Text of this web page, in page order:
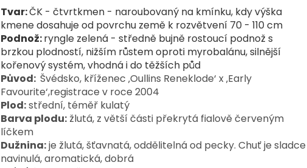
Tvar:ČK - čtvrtkmen - naroubovaný na kmínku, kdy výška
kmene dosahuje od povrchu země k rozvětvení 70 - 110 cm
Podnož:ryngle zelená - středně bujně rostoucí podnož s
brzkou plodností, nižším růstem oproti myrobalánu, silnější
kořenový systém, vhodná i do těžších půd
Původ: Švédsko, kříženec ‚Oullins Reneklode‘ x ‚Early
Favourite‘,registrace v roce 2004
Plod:střední, téměř kulatý
Barva plodu: žlutá, z větší části překrytá fialově červeným
líčkem
Dužnina:je žlutá, šťavnatá, oddělitelná od pecky. Chuť je sladce
navinulá, aromatická, dobrá